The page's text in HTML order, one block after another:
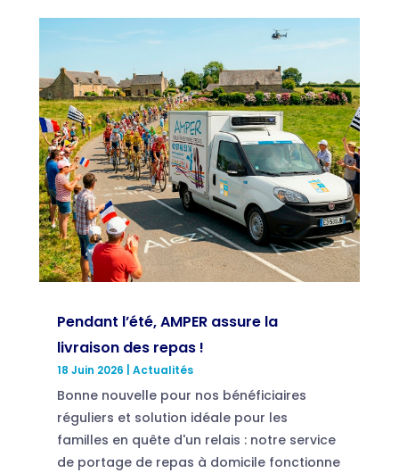
Pendant l’été, AMPER assure la
livraison des repas !
18 Juin 2026 Actualités
Bonne nouvelle pour nos bénéficiaires
réguliers et solution idéale pour les
familles en quête d'un relais : notre service
de portage de repas à domicile fonctionne